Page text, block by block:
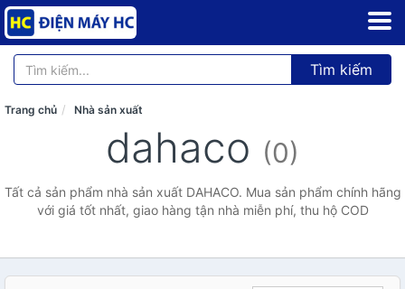
Tìm kiếm
Trang chủ Nhà sản xuất
dahaco (0)
Tất cả sản phẩm nhà sản xuất DAHACO. Mua sản phẩm chính hãng
với giá tốt nhất, giao hàng tận nhà miễn phí, thu hộ COD